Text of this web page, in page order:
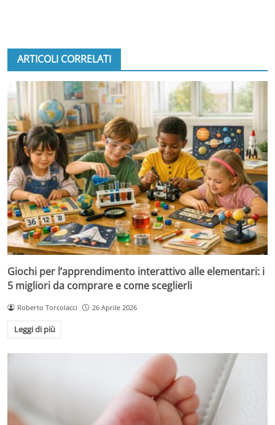
ARTICOLI CORRELATI
Giochi per l’apprendimento interattivo alle elementari: i
5 migliori da comprare e come sceglierli
Roberto Torcolacci 26 Aprile 2026
Leggi di più